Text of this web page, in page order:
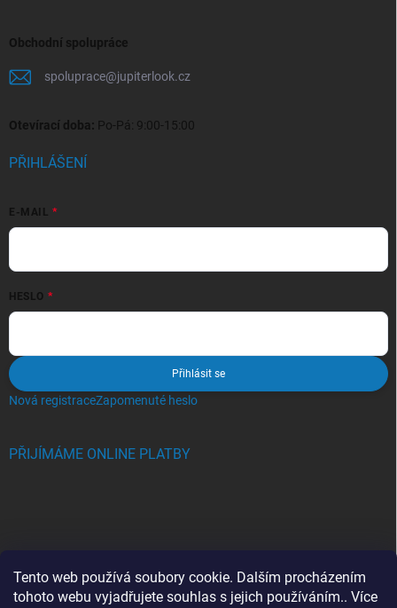
Tento web používá soubory cookie. Dalším procházením
tohoto webu vyjadřujete souhlas s jejich používáním.. Více
Obchodní spolupráce
spoluprace@jupiterlook.cz
Otevírací doba: Po-Pá: 9:00-15:00
PŘIHLÁŠENÍ
E-MAIL
HESLO
Přihlásit se
Nová registraceZapomenuté heslo
PŘIJÍMÁME ONLINE PLATBY
BLOG
Crocs, proč se svět zamiloval do těchto bot a proč je MUSÍTE mít